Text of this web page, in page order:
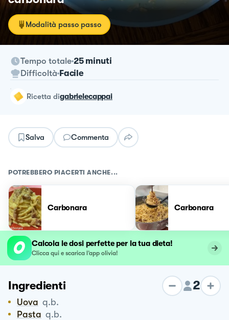
Modalità passo passo
Tempo totale 25 minuti
Difficoltà Facile
ricetta digabrielecappai
Salva Commenta
POTREBBERO PIACERTI ANCHE...
Carbonara Carbonara
Calcola le dosi perfette per la tua dieta!
Clicca qui e scarica l’app olivia!
Ingredienti 2
Uova q.b.
Pasta q.b.